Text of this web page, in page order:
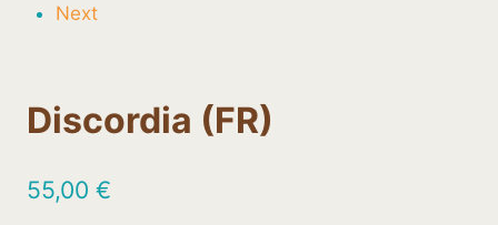
Next
Discordia (FR)
55,00 €